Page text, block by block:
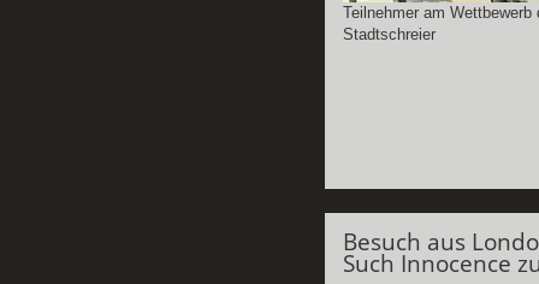
Teilnehmer am Wettbewerb
Stadtschreier
Besuch aus
Such Innocence